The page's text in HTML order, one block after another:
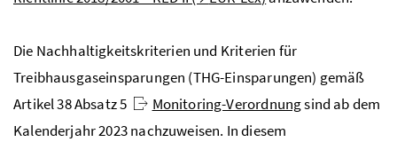
Die Nachhaltigkeitskriterien und Kriterien für
Treibhausgaseinsparungen (THG-Einsparungen) gemäß
Artikel 38 Absatz 5
Monitoring-Verordnungsind ab dem
Kalenderjahr 2023 nachzuweisen. In diesem